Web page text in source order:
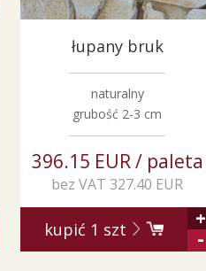
łupany bruk
naturalny
grubość 2-3 cm
396.15 EUR / paleta
bez VAT 327.40 EUR
kupić 1 szt
+
-